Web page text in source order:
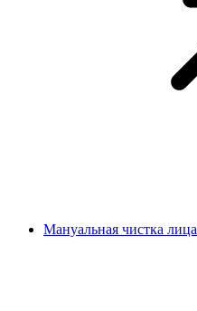
Мануальная чистка лица